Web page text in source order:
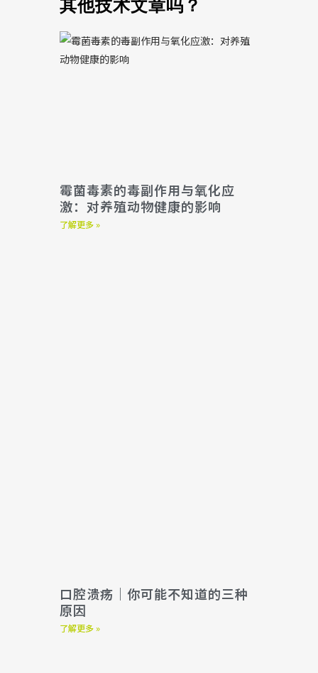
其他技术文章吗？
霉菌毒素的毒副作用与氧化应
激：对养殖动物健康的影响
了解更多 »
口腔溃疡｜你可能不知道的三种
原因
了解更多 »